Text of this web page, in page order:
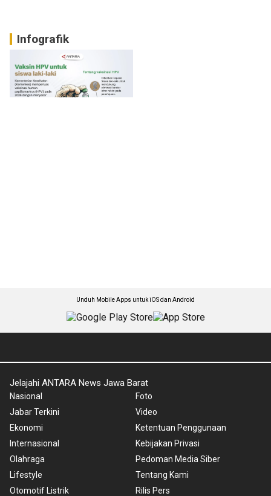
Infografik
Unduh Mobile Apps untuk iOS dan Android
Jelajahi ANTARA News Jawa Barat
Nasional
Jabar Terkini
Ekonomi
Internasional
Olahraga
Lifestyle
Otomotif Listrik
Foto
Video
Ketentuan Penggunaan
Kebijakan Privasi
Pedoman Media Siber
Tentang Kami
Rilis Pers